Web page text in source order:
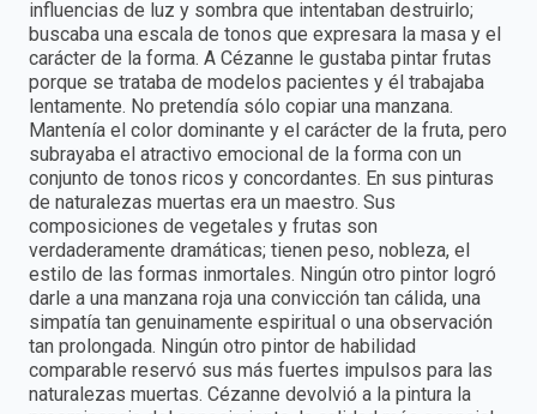
influencias de luz y sombra que intentaban destruirlo;
buscaba una escala de tonos que expresara la masa y el
carácter de la forma. A Cézanne le gustaba pintar frutas
porque se trataba de modelos pacientes y él trabajaba
lentamente. No pretendía sólo copiar una manzana.
Mantenía el color dominante y el carácter de la fruta, pero
subrayaba el atractivo emocional de la forma con un
conjunto de tonos ricos y concordantes. En sus pinturas
de naturalezas muertas era un maestro. Sus
composiciones de vegetales y frutas son
verdaderamente dramáticas; tienen peso, nobleza, el
estilo de las formas inmortales. Ningún otro pintor logró
darle a una manzana roja una convicción tan cálida, una
simpatía tan genuinamente espiritual o una observación
tan prolongada. Ningún otro pintor de habilidad
comparable reservó sus más fuertes impulsos para las
naturalezas muertas. Cézanne devolvió a la pintura la